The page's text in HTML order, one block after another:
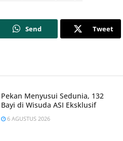
Send Tweet
Pekan Menyusui Sedunia, 132
Bayi di Wisuda ASI Eksklusif
6 AGUSTUS 2026